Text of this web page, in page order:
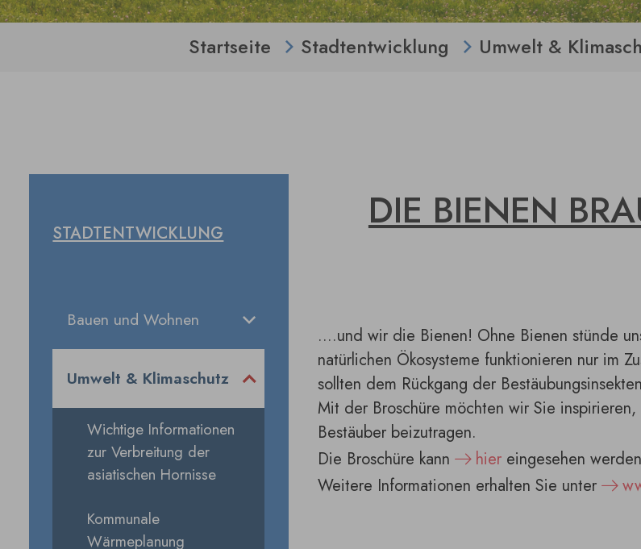
Sie sind hier:
Startseite Stadtentwicklung Umwelt &
DIE BIENEN
....und wir die Bienen! Ohne Bienen stünde
natürlichen Ökosysteme funktionieren nur im
sollten dem Rückgang der
Mit der Broschüre möchten wir Sie
Bestäuber beizutragen.
Die Broschüre kann
hier eingesehen
Weitere Informationen erhalten Sie unter
STADTENTWICKLUNG
Bauen und Wohnen
Umwelt & Klimaschutz
Wichtige Informationen
zur Verbreitung der
asiatischen Hornisse
Kommunale
Wärmeplanung